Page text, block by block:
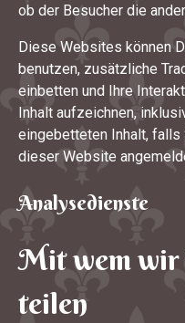
ob der Besucher die
Diese Websites können
benutzen, zusätzliche
einbetten und Ihre
Inhalt aufzeichnen,
eingebetteten Inhalt, falls
dieser Website
Analysedienste
Mit wem
teilen